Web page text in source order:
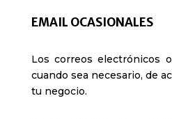
EMAIL OCASIONALES
Los correos electrónicos
cuando sea necesario, de
tu negocio.